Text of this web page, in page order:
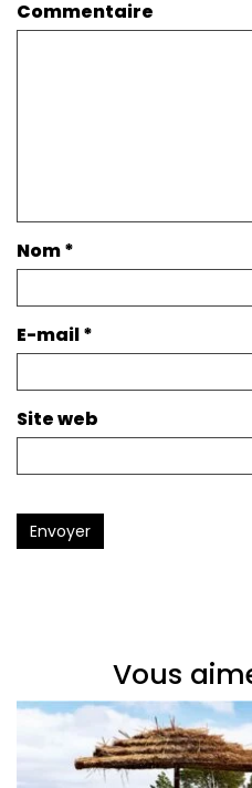
Commentaire
Nom*
E-mail*
Site web
Envoyer
Vous